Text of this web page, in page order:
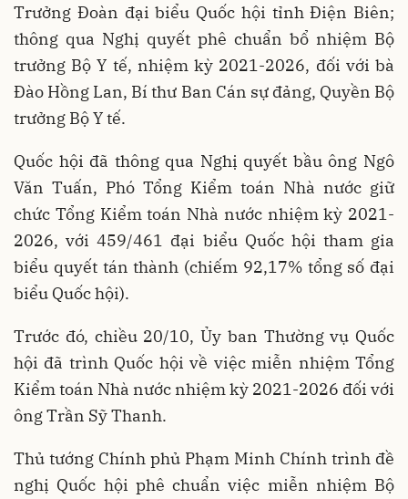
Trưởng Đoàn đại biểu Quốc hội tỉnh Điện Biên;
thông qua Nghị quyết phê chuẩn bổ nhiệm Bộ
trưởng Bộ Y tế, nhiệm kỳ 2021-2026, đối với bà
Đào Hồng Lan, Bí thư Ban Cán sự đảng, Quyền Bộ
trưởng Bộ Y tế.
Quốc hội đã thông qua Nghị quyết bầu ông Ngô
Văn Tuấn, Phó Tổng Kiểm toán Nhà nước giữ
chức Tổng Kiểm toán Nhà nước nhiệm kỳ 2021-
2026, với 459/461 đại biểu Quốc hội tham gia
biểu quyết tán thành (chiếm 92,17% tổng số đại
biểu Quốc hội).
Trước đó, chiều 20/10, Ủy ban Thường vụ Quốc
hội đã trình Quốc hội về việc miễn nhiệm Tổng
Kiểm toán Nhà nước nhiệm kỳ 2021-2026 đối với
ông Trần Sỹ Thanh.
Thủ tướng Chính phủ Phạm Minh Chính trình đề
nghị Quốc hội phê chuẩn việc miễn nhiệm Bộ